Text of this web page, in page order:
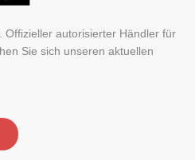
Offizieller autorisierter Händler für
Sie sich unseren aktuellen